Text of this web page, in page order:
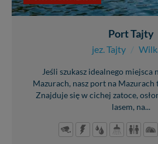
Port Tajty
jez. Tajty /
Jeśli szukasz idealnego miejsca
Mazurach, nasz port na Mazurach
Znajduje się w cichej zatoce,
lasem, na...